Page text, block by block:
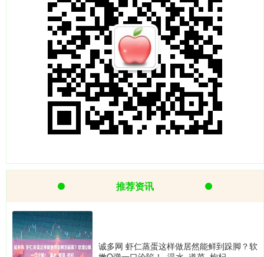
推荐资讯
诚多网 虾仁蒸蛋这样做居然能鲜到跺脚？软